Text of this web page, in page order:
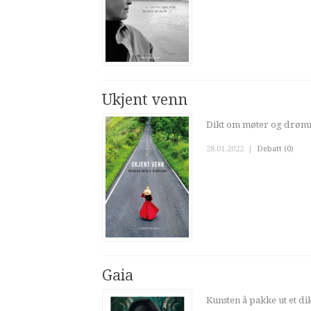
Ukjent venn
Dikt om møter og
28.01.2022 | Debatt (0)
Gaia
Kunsten å pakke ut et